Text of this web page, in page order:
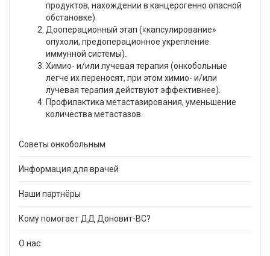
продуктов, нахождении в канцерогенно опасной
обстановке).
Дооперационный этап («капсулирование»
опухоли, предоперационное укрепление
иммунной системы).
Химио- и/или лучевая терапия (онкобольные
легче их переносят, при этом химио- и/или
лучевая терапия действуют эффективнее).
Профилактика метастазирования, уменьшение
количества метастазов.
Советы онкобольным
Информация для врачей
Наши партнёры
Кому помогает ДД Доновит-ВС?
О нас